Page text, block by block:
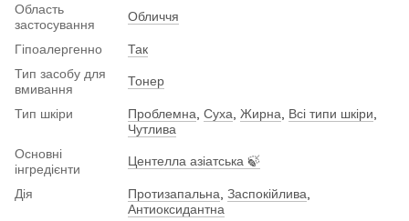
Область
застосування
Обличчя
Гіпоалергенно
Так
Тип засобу для
вмивання
Тонер
Тип шкіри Проблемна Суха Жирна Всі типи шкіри
Чутлива
Основні
інгредієнти
Центелла азіатська 🍃
Дія Протизапальна Заспокійлива
Антиоксидантна